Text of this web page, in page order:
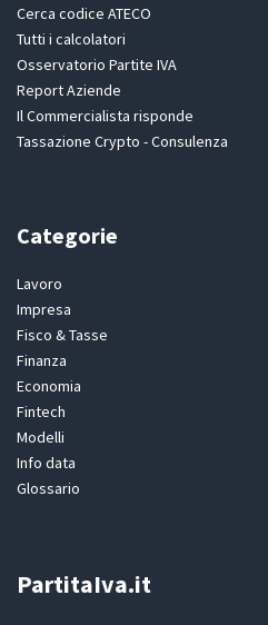
Cerca codice ATECO
Tutti i calcolatori
Osservatorio Partite IVA
Report Aziende
Il Commercialista risponde
Tassazione Crypto - Consulenza
Categorie
Lavoro
Impresa
Fisco & Tasse
Finanza
Economia
Fintech
Modelli
Info data
Glossario
PartitaIva.it